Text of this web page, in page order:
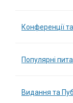
Конференції
Популярні
Видання та